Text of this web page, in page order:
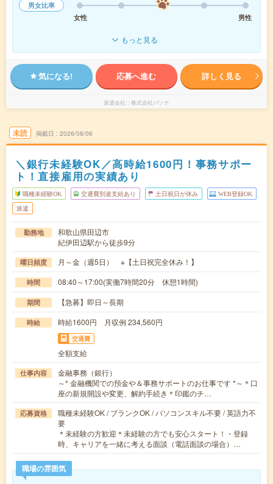
男女比率
女性
男性
もっと見る
気になる! 応募へ進む 詳しく見る
派遣会社 株式会社パソナ
未読 掲載日 2026/08/06
＼銀行未経験OK／高時給1600円！事務サポー
ト！直接雇用の実績あり
職種未経験OK 交通費別途支給あり 土日祝日が休み WEB登録OK
派遣
勤務地
和歌山県田辺市
紀伊田辺駅から徒歩9分
曜日頻度 月～金（週5日） ※【土日祝完全休み！】
時間 08:40～17:00(実働7時間20分 休憩1時間)
期間 【急募】即日～長期
時給 時給1600円 月収例 234,560円
交通費
全額支給
仕事内容
金融事務（銀行）
～* 金融機関での預金や＆事務サポートのお仕事です *～＊口
座の新規開設や変更、解約手続き＊印鑑のチ…
応募資格
職種未経験OK / ブランクOK / パソコンスキル不要 / 英語力不
要
＊未経験の方歓迎＊未経験の方でも安心スタート！・登録
時、キャリアを一緒に考える面談（電話面談の場合）…
職場の雰囲気